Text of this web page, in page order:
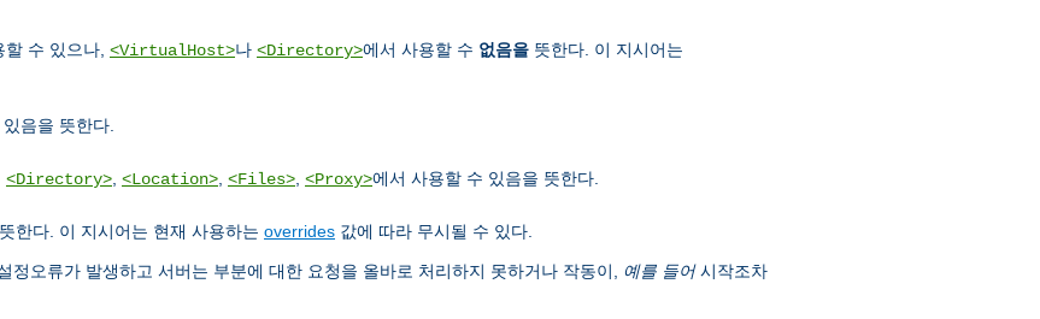
할 수 있으나, <VirtualHost>나 <Directory>에서 사용할 수 없음을 뜻한다. 이 지시어는
음을 뜻한다.
<Directory> <Location> <Files> <Proxy>에서 사용할 수 있음을 뜻한다.
한다. 이 지시어는 현재 사용하는 overrides 값에 따라 무시될 수 있다.
오류가 발생하고 서버는 부분에 대한 요청을 올바로 처리하지 못하거나 작동이, 예를 들어시작조차